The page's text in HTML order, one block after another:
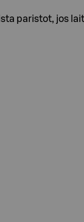
paristot, jos